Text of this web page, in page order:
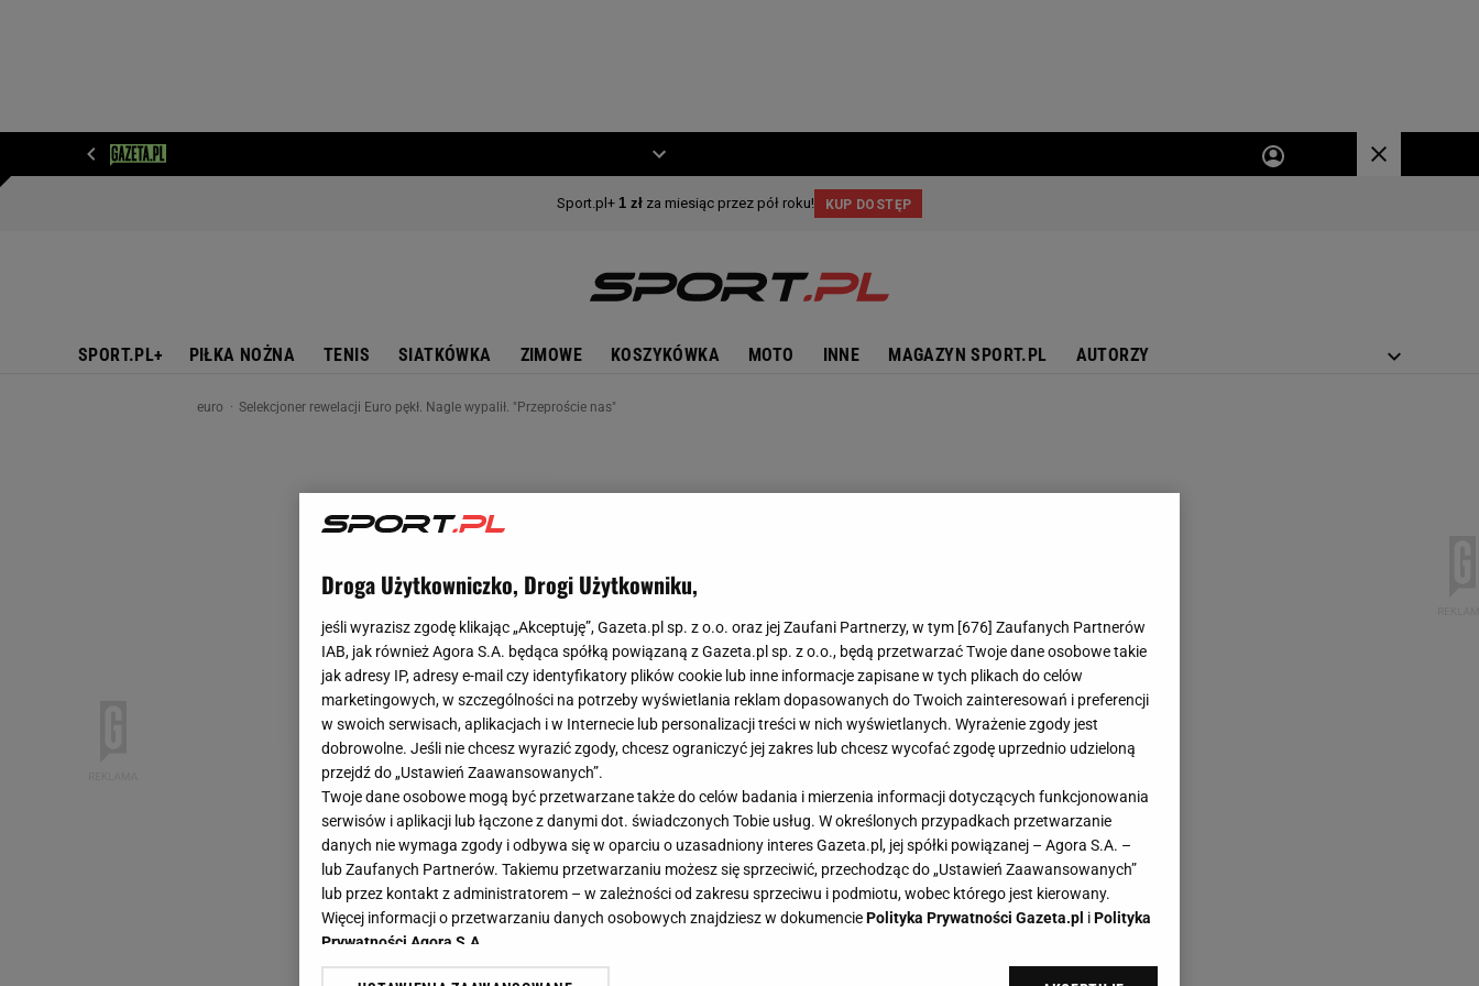
SPORT.PL+ PIŁKA NOŻNA TENIS SIATKÓWKA ZIMOWE KOSZYKÓWKA MOTO INNE MAGAZYN SPORT.PL AUTORZY
euro Selekcjoner rewelacji Euro pękł. Nagle wypalił. "Przeproście nas"
Droga Użytkowniczko, Drogi Użytkowniku,
jeśli wyrazisz zgodę klikając „Akceptuję”, Gazeta.pl sp. z o.o. oraz jej Zaufani Partnerzy, w tym [676] Zaufanych Partnerów
IAB, jak również Agora S.A. będąca spółką powiązaną z Gazeta.pl sp. z o.o., będą przetwarzać Twoje dane osobowe takie
jak adresy IP, adresy e-mail czy identyfikatory plików cookie lub inne informacje zapisane w tych plikach do celów
marketingowych, w szczególności na potrzeby wyświetlania reklam dopasowanych do Twoich zainteresowań i preferencji
w swoich serwisach, aplikacjach i w Internecie lub personalizacji treści w nich wyświetlanych. Wyrażenie zgody jest
dobrowolne. Jeśli nie chcesz wyrazić zgody, chcesz ograniczyć jej zakres lub chcesz wycofać zgodę uprzednio udzieloną
przejdź do „Ustawień Zaawansowanych”.
Twoje dane osobowe mogą być przetwarzane także do celów badania i mierzenia informacji dotyczących funkcjonowania
serwisów i aplikacji lub łączone z danymi dot. świadczonych Tobie usług. W określonych przypadkach przetwarzanie
danych nie wymaga zgody i odbywa się w oparciu o uzasadniony interes Gazeta.pl, jej spółki powiązanej – Agora S.A. –
lub Zaufanych Partnerów. Takiemu przetwarzaniu możesz się sprzeciwić, przechodząc do „Ustawień Zaawansowanych”
lub przez kontakt z administratorem – w zależności od zakresu sprzeciwu i podmiotu, wobec którego jest kierowany.
Więcej informacji o przetwarzaniu danych osobowych znajdziesz w dokumenciePolityka Prywatności Gazeta.pl iPolityka
Prywatności Agora S.A.